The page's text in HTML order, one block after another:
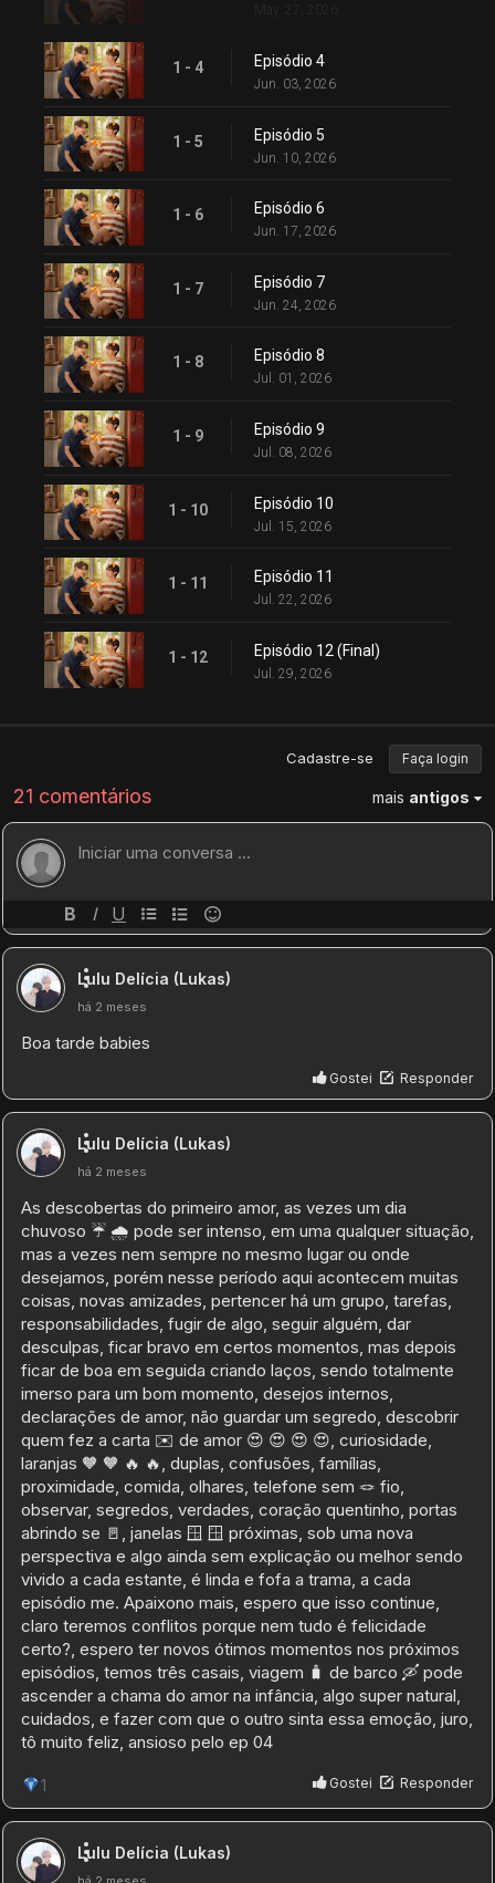
1 - 4 Episódio 4
Jun. 03, 2026
1 - 5 Episódio 5
Jun. 10, 2026
1 - 6 Episódio 6
Jun. 17, 2026
1 - 7 Episódio 7
Jun. 24, 2026
1 - 8 Episódio 8
Jul. 01, 2026
1 - 9 Episódio 9
Jul. 08, 2026
1 - 10 Episódio 10
Jul. 15, 2026
1 - 11 Episódio 11
Jul. 22, 2026
1 - 12 Episódio 12 (Final)
Jul. 29, 2026